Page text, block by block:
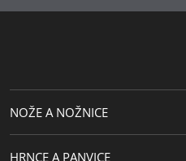
Odolnosť voči
výrobky
Vyrobené v
NOŽE A NOŽNICE
HRNCE A PANVICE